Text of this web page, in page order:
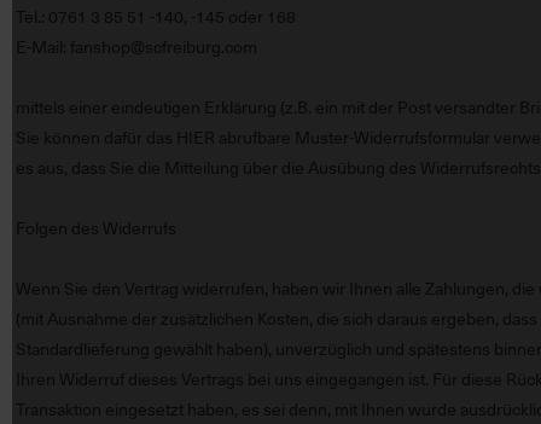
Tel.: 0761 3 85 51 -140, -145 oder 168
E-Mail: fanshop@scfreiburg.com
mittels einer eindeutigen Erklärung (z.B. ein mit der Post versandter
Sie können dafür das HIER abrufbare Muster-Widerrufsformular
es aus, dass Sie die Mitteilung über die Ausübung des
Folgen des Widerrufs
Wenn Sie den Vertrag widerrufen, haben wir Ihnen alle Zahlungen,
(mit Ausnahme der zusätzlichen Kosten, die sich daraus ergeben,
Standardlieferung gewählt haben), unverzüglich und spätestens
Ihren Widerruf dieses Vertrags bei uns eingegangen ist. Für diese
Transaktion eingesetzt haben, es sei denn, mit Ihnen wurde